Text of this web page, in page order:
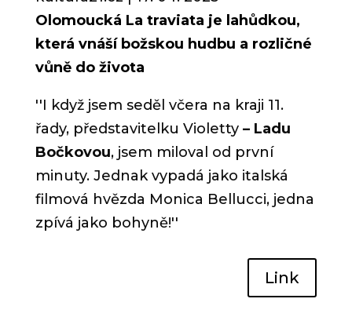
Olomoucká La traviata je lahůdkou,
která vnáší božskou hudbu a rozličné
vůně do života
''I když jsem seděl včera na kraji 11.
řady, představitelku Violetty– Ladu
Bočkovou, jsem miloval od první
minuty. Jednak vypadá jako italská
filmová hvězda Monica Bellucci, jedna
zpívá jako bohyně!''
Link